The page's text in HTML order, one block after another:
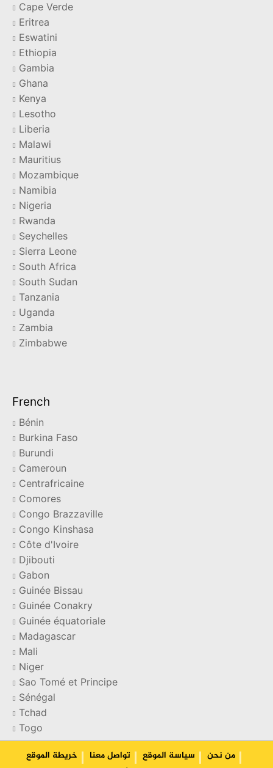
Cape Verde
Eritrea
Eswatini
Ethiopia
Gambia
Ghana
Kenya
Lesotho
Liberia
Malawi
Mauritius
Mozambique
Namibia
Nigeria
Rwanda
Seychelles
Sierra Leone
South Africa
South Sudan
Tanzania
Uganda
Zambia
Zimbabwe
French
Bénin
Burkina Faso
Burundi
Cameroun
Centrafricaine
Comores
Congo Brazzaville
Congo Kinshasa
Côte d'Ivoire
Djibouti
Gabon
Guinée Bissau
Guinée Conakry
Guinée équatoriale
Madagascar
Mali
Niger
Sao Tomé et Principe
Sénégal
Tchad
Togo
من نحن سياسة الموقع تواصل معنا
خریطة الموقع